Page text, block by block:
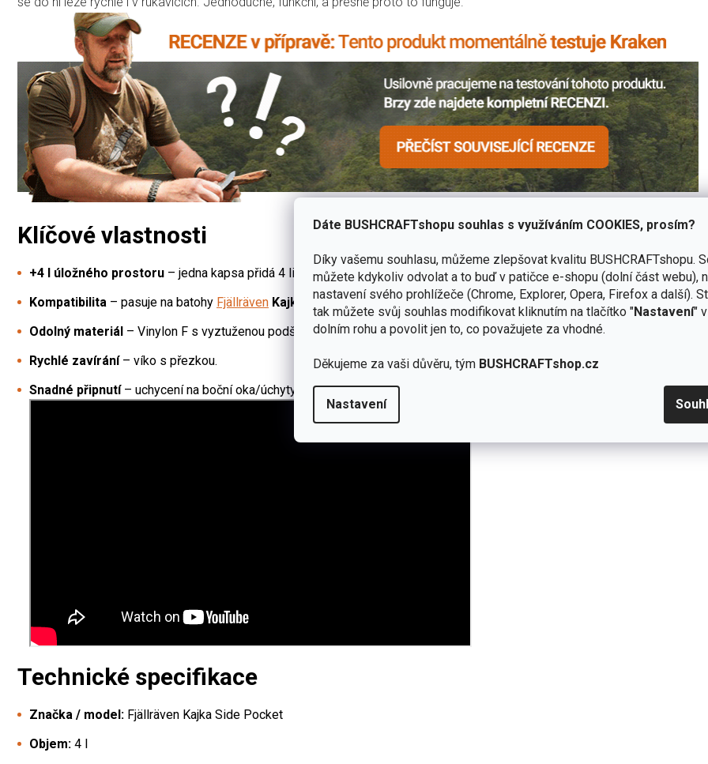
Dáte BUSHCRAFTshopu souhlas s využíváním COOKIES, prosím?
Díky vašemu souhlasu, můžeme zlepšovat kvalitu BUSHCRAFTshopu.
můžete kdykoliv odvolat a to buď v patičce e-shopu (dolní část webu),
nastavení svého prohlížeče (Chrome, Explorer, Opera, Firefox a další).
tak můžete svůj souhlas modifikovat kliknutím na tlačítko "Nastavení"
dolním rohu a povolit jen to, co považujete za vhodné.
Děkujeme za vaši důvěru, tým BUSHCRAFTshop.cz
Nastavení
Klíčové vlastnosti
+4 l úložného prostoru – jedna kapsa přidá 4 litry navíc.
Kompatibilita – pasuje na batohy Fjällräven Kajka a na batohy z řadySingi.
Odolný materiál – Vinylon F s vyztuženou podšívkou z recyklovaného polyamidu.
Rychlé zavírání– víko s přezkou.
Snadné připnutí– uchycení na boční oka/úchyty batohu (bez šití, bez magie).
Technické specifikace
Značka / model: Fjällräven Kajka Side Pocket
Objem: 4 l